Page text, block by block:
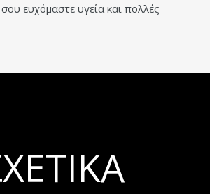
ευχόμαστε υγεία και πολλές